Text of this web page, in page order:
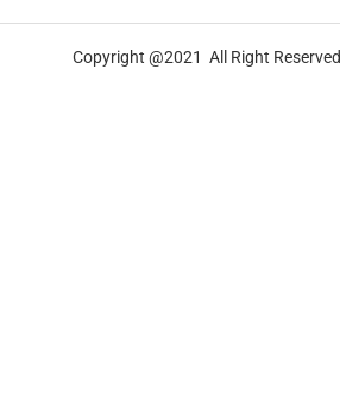
Copyright @2021 All Right Reserved